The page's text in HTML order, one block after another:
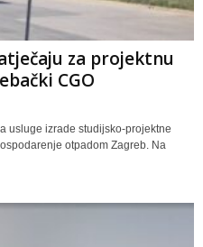
za projektnu
CGO
usluge izrade studijsko-projektne
otpadom Zagreb. Na